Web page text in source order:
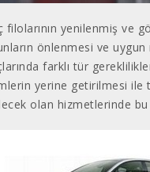
filolarının yenilenmiş ve
önlenmesi ve
farklı tür
yerine getirilmesi ile
olan hizmetlerinde